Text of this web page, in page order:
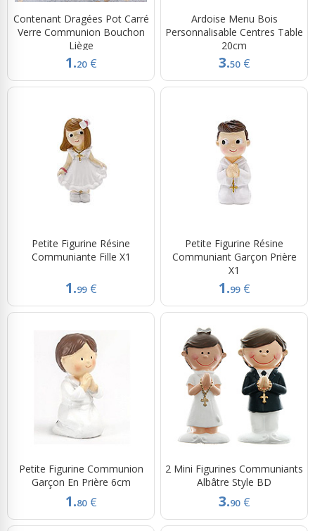
Contenant Dragées Pot Carré
Verre Communion Bouchon
Liège
1.20 €
Ardoise Menu Bois
Personnalisable Centres Table
20cm
3.50 €
Petite Figurine Résine
Communiante Fille X1
1.99 €
Petite Figurine Résine
Communiant Garçon Prière
X1
1.99 €
Petite Figurine Communion
Garçon En Prière 6cm
1.80 €
2 Mini Figurines Communiants
Albâtre Style BD
3.90 €